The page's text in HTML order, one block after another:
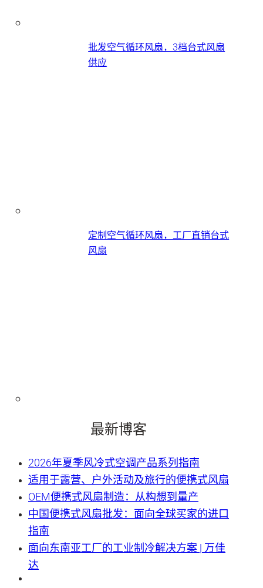
批发空气循环风扇，3档台式风扇
供应
定制空气循环风扇，工厂直销台式
风扇
最新博客
2026年夏季风冷式空调产品系列指南
适用于露营、户外活动及旅行的便携式风扇
OEM便携式风扇制造：从构想到量产
中国便携式风扇批发：面向全球买家的进口
指南
面向东南亚工厂的工业制冷解决方案 | 万佳
达